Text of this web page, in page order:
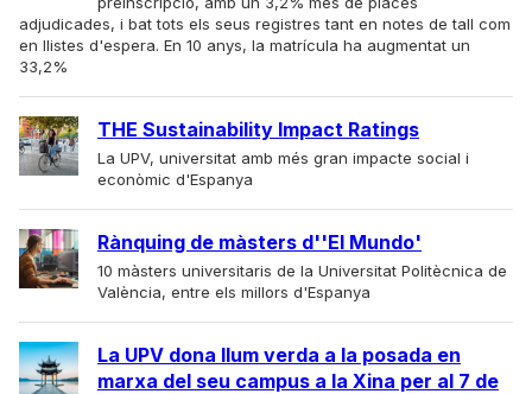
adjudicades, i bat tots els seus registres tant en notes de tall com
en llistes d'espera. En 10 anys, la matrícula ha augmentat un
33,2%
THE Sustainability Impact Ratings
La UPV, universitat amb més gran impacte social i
econòmic d'Espanya
Rànquing de màsters d''El Mundo'
10 màsters universitaris de la Universitat Politècnica de
València, entre els millors d'Espanya
La UPV dona llum verda a la posada en
marxa del seu campus a la Xina per al 7 de